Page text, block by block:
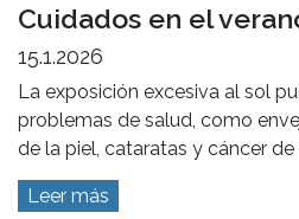
Cuidados en el
15.1.2026
La exposición excesiva al sol
problemas de salud, como
de la piel, cataratas y cáncer de
Leer más